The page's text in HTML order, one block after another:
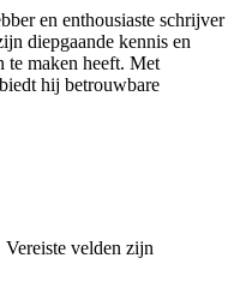
en enthousiaste schrijver
diepgaande kennis en
te maken heeft. Met
hij betrouwbare
Vereiste velden zijn